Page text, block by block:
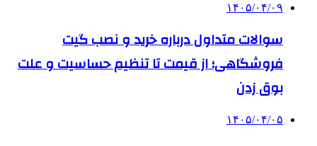
۱۴۰۵/۰۴/۰۹
سوالات متداول درباره خرید و نصب گیت
فروشگاهی؛ از قیمت تا تنظیم حساسیت و علت
بوق زدن
۱۴۰۵/۰۴/۰۵